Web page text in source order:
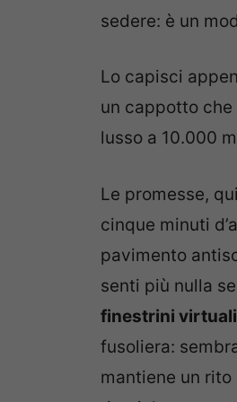
sedere: è un
Lo capisci
un cappotto che
lusso a 10.000
Le promesse,
cinque minuti
pavimento
senti più nulla
finestrini virtuali
fusoliera:
mantiene un rito